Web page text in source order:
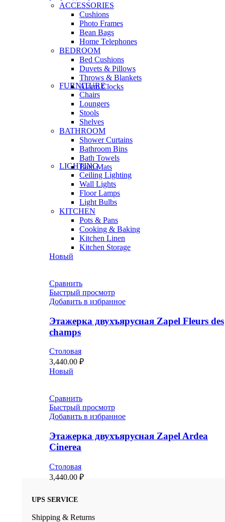
ACCESSORIES
Cushions
Photo Frames
Bean Bags
Home Telephones
BEDROOM
Bed Cushions
Duvets & Pillows
Throws & Blankets
Alarm Clocks
FURNITURE
Chairs
Loungers
Stools
Shelves
BATHROOM
Shower Curtains
Bathroom Bins
Bath Towels
Bath Mats
LIGHTING
Ceiling Lighting
Wall Lights
Floor Lamps
Light Bulbs
KITCHEN
Pots & Pans
Cooking & Baking
Kitchen Linen
Kitchen Storage
Новый
Сравнить
Быстрый просмотр
Добавить в избранное
Этажерка двухъярусная Zapel Fleurs des
champs
Столовая
3,440.00 ₽
Новый
Сравнить
Быстрый просмотр
Добавить в избранное
Этажерка двухъярусная Zapel Ardea
Cinerea
Столовая
3,440.00 ₽
UPS SERVICE
Shipping & Returns